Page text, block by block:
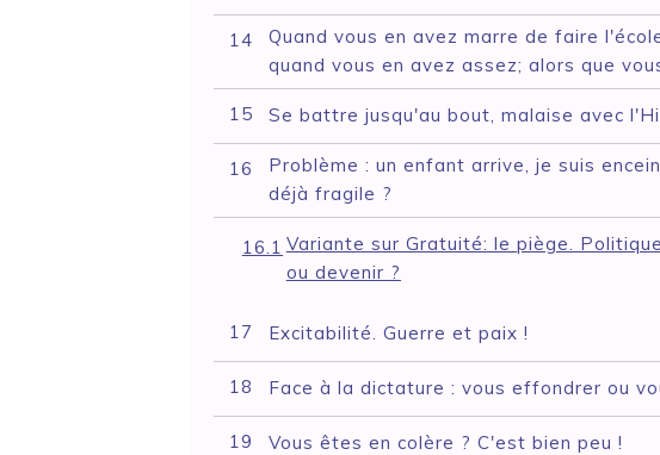
14
Quand vous en avez marre de faire
quand vous en avez assez; alors que
15 Se battre jusqu'au bout, malaise avec
16
Problème : un enfant arrive, je suis
déjà fragile ?
16.1 Variante sur Gratuité: le piège.
ou devenir ?
17 Excitabilité. Guerre et paix !
18 Face à la dictature : vous effondrer ou
19 Vous êtes en colère ? C'est bien peu !